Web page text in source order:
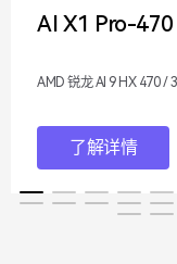
AI X1 Pro-470
AMD 锐龙 AI 9 HX 470 /
了解详情